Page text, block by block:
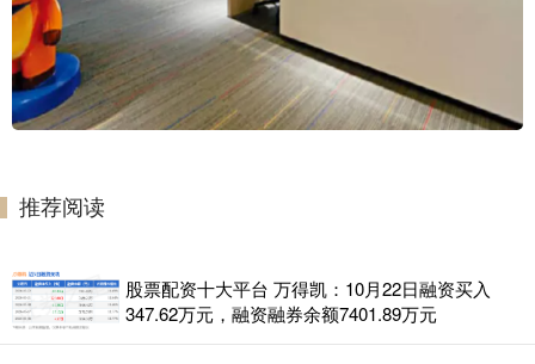
推荐阅读
股票配资十大平台 万得凯：10月22日融资买入
347.62万元，融资融券余额7401.89万元